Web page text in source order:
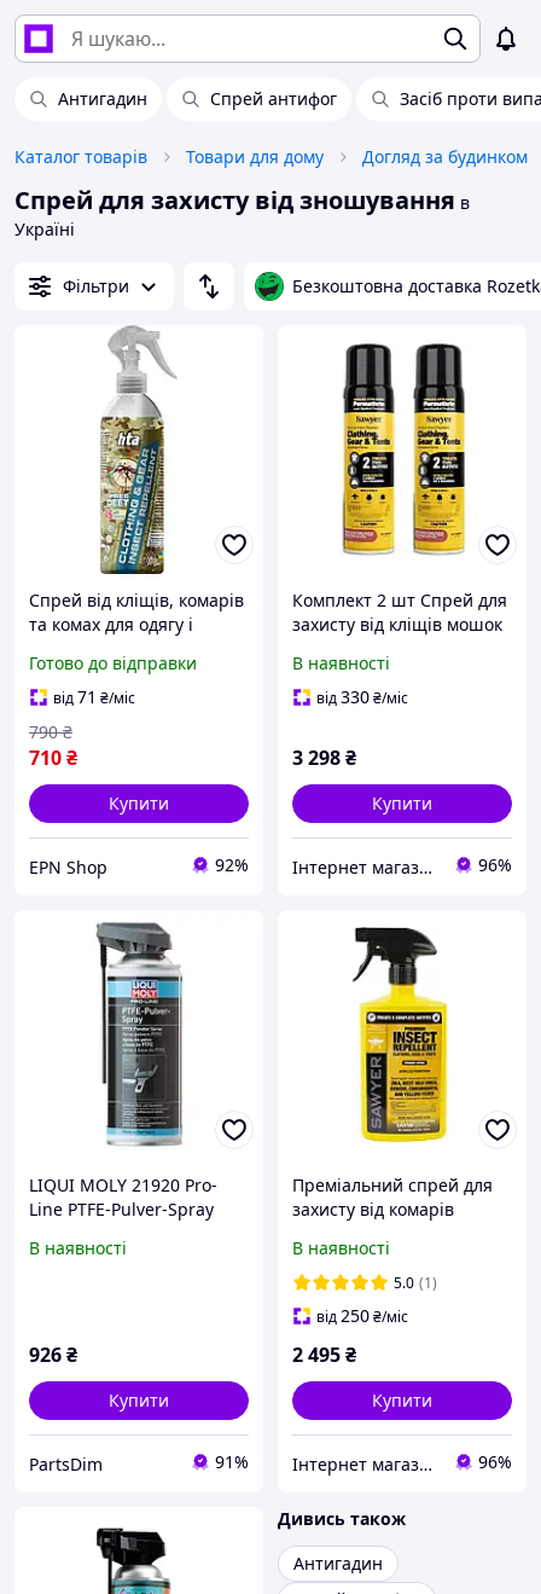
Антигадин Спрей антифог Засіб проти
Каталог товарів Товари для дому Догляд за будинком
Спрей для захисту від зношування в
Україні
Фільтри Безкоштовна доставка
Спрей від кліщів, комарів
та комах для одягу і
просочення
перметрином, захист 15
діб
Готово до відправки
від71 ₴/міс
710₴
790 ₴
Купити
EPN Shop 92%
Комплект 2 шт Спрей для
захисту від кліщів мошок
перметрином 250 мл дія 6
тижнів
В наявності
від330₴/міс
3 298₴
Купити
Інтернет магазин Store7 96%
LIQUI MOLY 21920 Pro-
Line PTFE-Pulver-Spray
PTFE-мастило для захисту
В наявності
926₴
Купити
PartsDim 91%
Преміальний спрей для
захисту від комарів
Premium з перметрином
710 мл дія до 6 тижнів
В наявності
5.0 (1)
від250₴/міс
2 495₴
Купити
Інтернет магазин Store7 96%
Дивись також
Антигадин